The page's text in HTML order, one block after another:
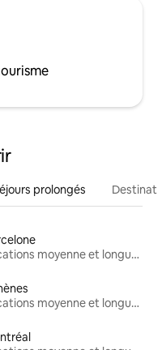
prolongés
Locations moyenne et longue durée
Locations moyenne et longue durée